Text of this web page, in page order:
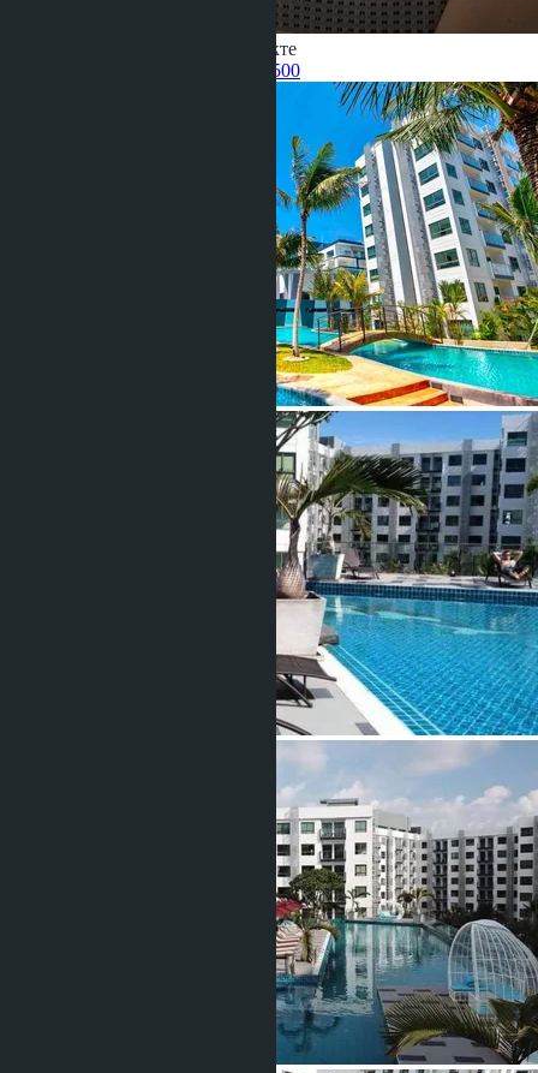
Получить информацию об объекте
+66 80 006 4500